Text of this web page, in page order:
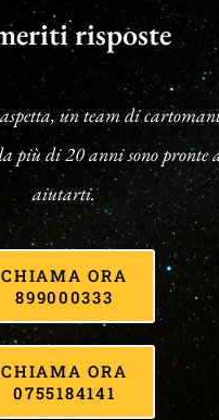
risposte
un team di
più di 20 anni sono pronte
aiutarti.
CHIAMA ORA
899000333
CHIAMA ORA
0755184141